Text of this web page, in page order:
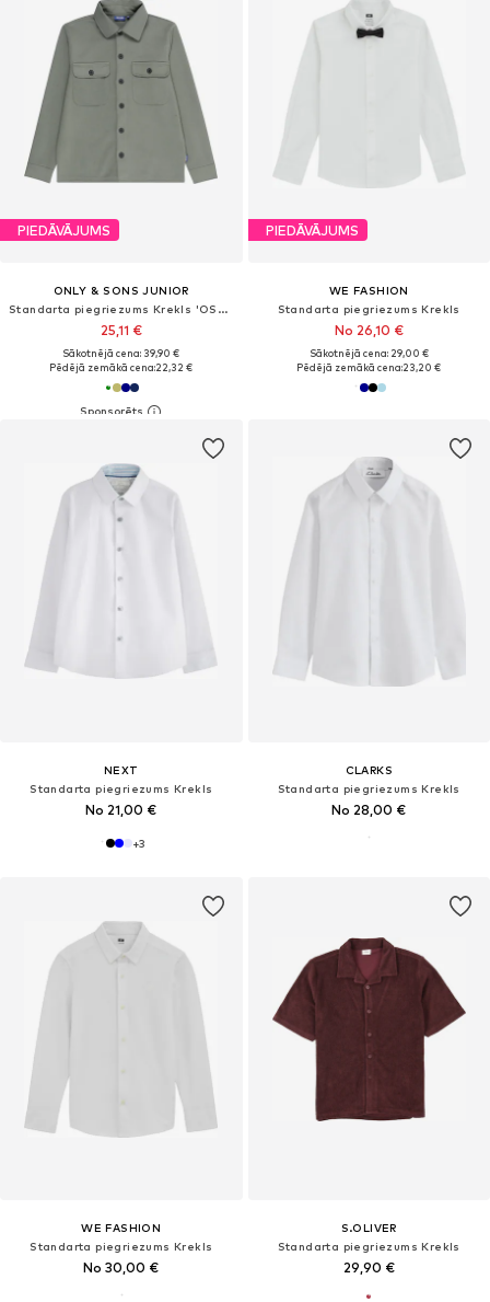
PIEDĀVĀJUMS
ONLY & SONS JUNIOR
Standarta piegriezums Krekls 'OSJNEW KODYL'
25,11 €
Sākotnējā cena: 39,90 €
Pēdējā zemākā cena:22,32 €
PIEDĀVĀJUMS
WE FASHION
Standarta piegriezums Krekls
No 26,10 €
Sākotnējā cena: 29,00 €
Pēdējā zemākā cena:23,20 €
NEXT
Standarta piegriezums Krekls
No 21,00 €
+3
CLARKS
Standarta piegriezums Krekls
No 28,00 €
WE FASHION
Standarta piegriezums Krekls
No 30,00 €
S.OLIVER
Standarta piegriezums Krekls
29,90 €